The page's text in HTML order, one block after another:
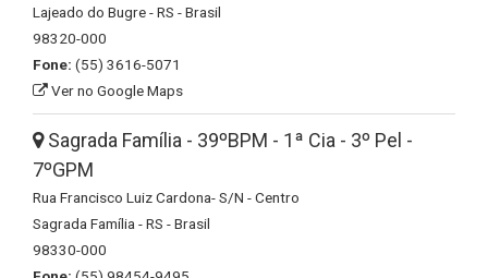
Lajeado do Bugre - RS - Brasil
98320-000
Fone: (55) 3616-5071
Ver no Google Maps
Sagrada Família - 39ºBPM - 1ª Cia - 3º Pel -
7ºGPM
Rua Francisco Luiz Cardona- S/N - Centro
Sagrada Família - RS - Brasil
98330-000